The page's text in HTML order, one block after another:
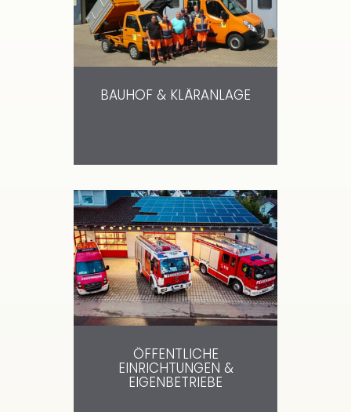
BAUHOF & KLÄRANLAGE
ÖFFENTLICHE
EINRICHTUNGEN &
EIGENBETRIEBE